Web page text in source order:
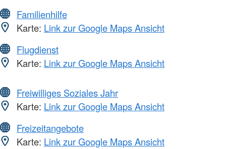
Familienhilfe
Karte: Link zur Google Maps Ansicht
Flugdienst
Karte: Link zur Google Maps Ansicht
Freiwilliges Soziales Jahr
Karte: Link zur Google Maps Ansicht
Freizeitangebote
Karte: Link zur Google Maps Ansicht